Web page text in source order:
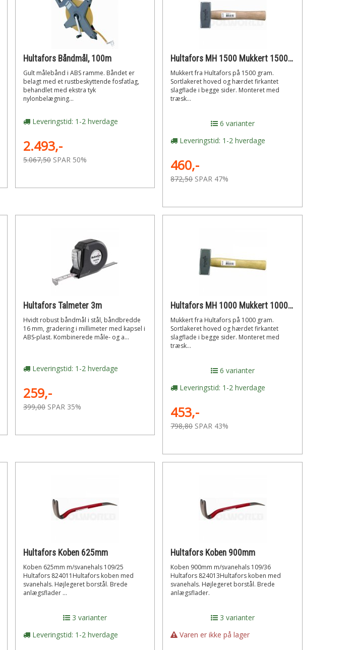
Hultafors Båndmål, 100m
Gult målebånd i ABS ramme. Båndet er
belagt med et rustbeskyttende fosfatlag,
behandlet med ekstra tyk
nylonbelægning...
Leveringstid: 1-2 hverdage
2.493,-
5.067,50 SPAR 50%
Hultafors MH 1500 Mukkert 1500 gr.
Mukkert fra Hultafors på 1500 gram.
Sortlakeret hoved og hærdet firkantet
slagflade i begge sider. Monteret med
træsk...
6 varianter
Leveringstid: 1-2 hverdage
460,-
872,50 SPAR 47%
Hultafors Talmeter 3m
Hvidt robust båndmål i stål, båndbredde
16 mm, gradering i millimeter med kapsel i
ABS-plast. Kombinerede måle- og a...
Leveringstid: 1-2 hverdage
259,-
399,00 SPAR 35%
Hultafors MH 1000 Mukkert 1000 gr.
Mukkert fra Hultafors på 1000 gram.
Sortlakeret hoved og hærdet firkantet
slagflade i begge sider. Monteret med
træsk...
6 varianter
Leveringstid: 1-2 hverdage
453,-
798,80 SPAR 43%
Hultafors Koben 625mm
Koben 625mm m/svanehals 109/25
Hultafors 824011Hultafors koben med
svanehals. Højlegeret borstål. Brede
anlægsflader ...
3 varianter
Leveringstid: 1-2 hverdage
Hultafors Koben 900mm
Koben 900mm m/svanehals 109/36
Hultafors 824013Hultafors koben med
svanehals. Højlegeret borstål. Brede
anlægsflader.
3 varianter
Varen er ikke på lager